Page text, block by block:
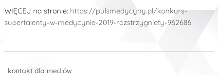
WIĘCEJ na stronie: https://pulsmedycyny.pl/konkurs-
supertalenty-w-medycynie-2019-rozstrzygniety-962686
kontakt dla mediów